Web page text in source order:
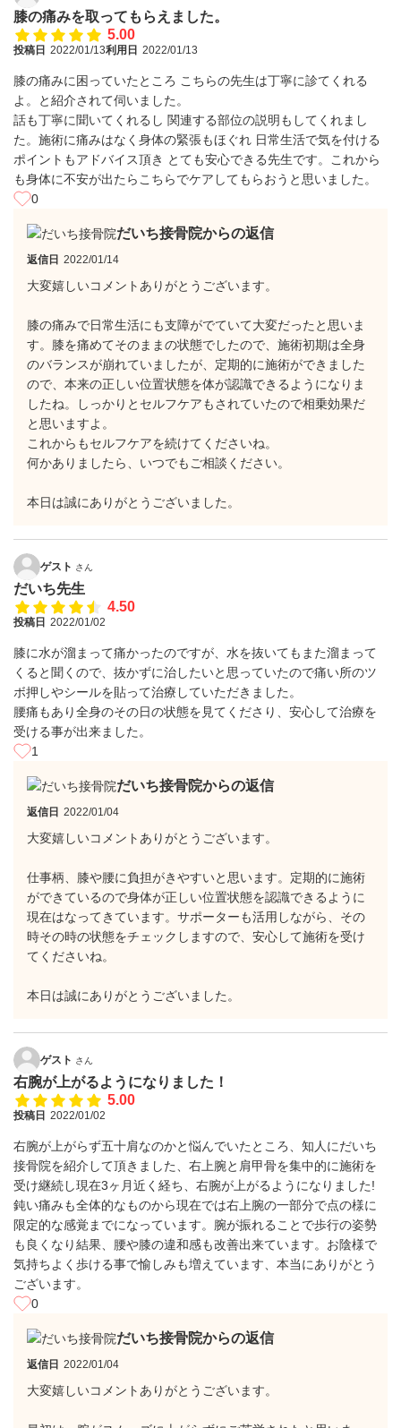
膝の痛みを取ってもらえました。
5.00
投稿日 2022/01/13利用日 2022/01/13
膝の痛みに困っていたところ こちらの先生は丁寧に診てくれる
よ。と紹介されて伺いました。
話も丁寧に聞いてくれるし 関連する部位の説明もしてくれまし
た。施術に痛みはなく身体の緊張もほぐれ 日常生活で気を付ける
ポイントもアドバイス頂き とても安心できる先生です。これから
も身体に不安が出たらこちらでケアしてもらおうと思いました。
0
だいち接骨院からの返信
返信日 2022/01/14
大変嬉しいコメントありがとうございます。
膝の痛みで日常生活にも支障がでていて大変だったと思いま
す。膝を痛めてそのままの状態でしたので、施術初期は全身
のバランスが崩れていましたが、定期的に施術ができました
ので、本来の正しい位置状態を体が認識できるようになりま
したね。しっかりとセルフケアもされていたので相乗効果だ
と思いますよ。
これからもセルフケアを続けてくださいね。
何かありましたら、いつでもご相談ください。
本日は誠にありがとうございました。
ゲスト さん
だいち先生
4.50
投稿日 2022/01/02
膝に水が溜まって痛かったのですが、水を抜いてもまた溜まって
くると聞くので、抜かずに治したいと思っていたので痛い所のツ
ボ押しやシールを貼って治療していただきました。
腰痛もあり全身のその日の状態を見てくださり、安心して治療を
受ける事が出来ました。
1
だいち接骨院からの返信
返信日 2022/01/04
大変嬉しいコメントありがとうございます。
仕事柄、膝や腰に負担がきやすいと思います。定期的に施術
ができているので身体が正しい位置状態を認識できるように
現在はなってきています。サポーターも活用しながら、その
時その時の状態をチェックしますので、安心して施術を受け
てくださいね。
本日は誠にありがとうございました。
ゲスト さん
右腕が上がるようになりました！
5.00
投稿日 2022/01/02
右腕が上がらず五十肩なのかと悩んでいたところ、知人にだいち
接骨院を紹介して頂きました、右上腕と肩甲骨を集中的に施術を
受け継続し現在3ヶ月近く経ち、右腕が上がるようになりました!
鈍い痛みも全体的なものから現在では右上腕の一部分で点の様に
限定的な感覚までになっています。腕が振れることで歩行の姿勢
も良くなり結果、腰や膝の違和感も改善出来ています。お陰様で
気持ちよく歩ける事で愉しみも増えています、本当にありがとう
ございます。
0
だいち接骨院からの返信
返信日 2022/01/04
大変嬉しいコメントありがとうございます。